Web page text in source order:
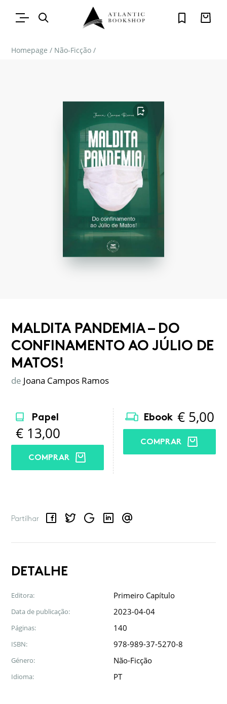
Homepage / Não-Ficção /
FAVORITO
MALDITA PANDEMIA – DO
CONFINAMENTO AO JÚLIO DE
MATOS!
de Joana Campos Ramos
Papel
€ 13,00
COMPRAR
Ebook € 5,00
COMPRAR
Partilhar
FacebookTwitterGoogle LinkedInEmail
DETALHE
Editora: Primeiro Capítulo
Data de publicação: 2023-04-04
Páginas: 140
ISBN: 978-989-37-5270-8
Género: Não-Ficção
Idioma: PT